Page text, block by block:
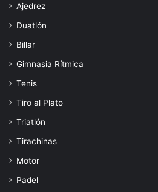
Ajedrez
Duatlón
Billar
Gimnasia Rítmica
Tenis
Tiro al Plato
Triatlón
Tirachinas
Motor
Padel